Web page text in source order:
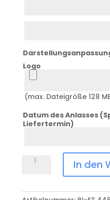
Logo
Logo
(max. Dateigröße 128
Datum des Anlasses
Liefertermin)
Pokal
Menge
In den